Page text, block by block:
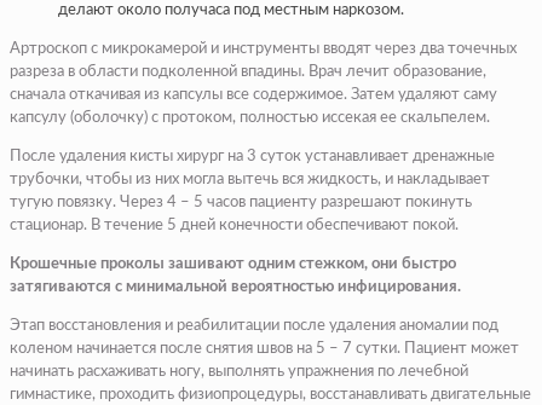
делают около получаса под местным наркозом.
Артроскоп с микрокамерой и инструменты вводят через два точечных
разреза в области подколенной впадины. Врач лечит образование,
сначала откачивая из капсулы все содержимое. Затем удаляют саму
капсулу (оболочку) с протоком, полностью иссекая ее скальпелем.
После удаления кисты хирург на 3 суток устанавливает дренажные
трубочки, чтобы из них могла вытечь вся жидкость, и накладывает
тугую повязку. Через 4 – 5 часов пациенту разрешают покинуть
стационар. В течение 5 дней конечности обеспечивают покой.
Крошечные проколы зашивают одним стежком, они быстро
затягиваются с минимальной вероятностью инфицирования.
Этап восстановления и реабилитации после удаления аномалии под
коленом начинается после снятия швов на 5 – 7 сутки. Пациент может
начинать расхаживать ногу, выполнять упражнения по лечебной
гимнастике, проходить физиопроцедуры, восстанавливать двигательные